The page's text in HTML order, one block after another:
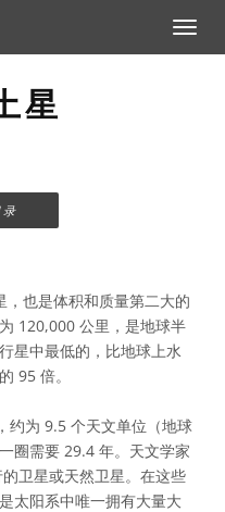
Toggle
星
录
也是体积和质量第二大的
120,000 公里，是地球半
星中最低的，比地球上水
95 倍。
约为 9.5 个天文单位（地球
圈需要 29.4 年。天文学家
卫星或天然卫星。在这些
太阳系中唯一拥有大量大